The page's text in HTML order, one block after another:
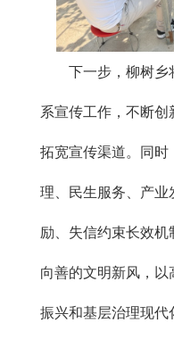
下一步，柳树乡
系宣传工作，不断创
拓宽宣传渠道。同时
理、民生服务、产业
励、失信约束长效
向善的文明新风，
振兴和基层治理现代